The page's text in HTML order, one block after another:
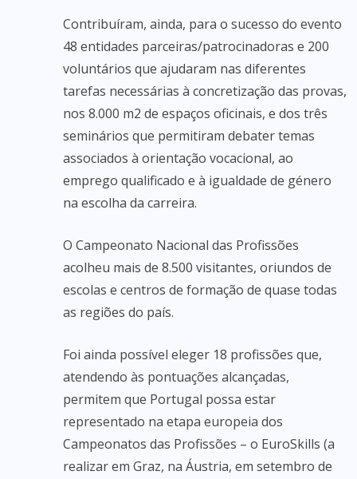
Contribuíram, ainda, para o sucesso do evento
48 entidades parceiras/patrocinadoras e 200
voluntários que ajudaram nas diferentes
tarefas necessárias à concretização das provas,
nos 8.000 m2 de espaços oficinais, e dos três
seminários que permitiram debater temas
associados à orientação vocacional, ao
emprego qualificado e à igualdade de género
na escolha da carreira.
O Campeonato Nacional das Profissões
acolheu mais de 8.500 visitantes, oriundos de
escolas e centros de formação de quase todas
as regiões do país.
Foi ainda possível eleger 18 profissões que,
atendendo às pontuações alcançadas,
permitem que Portugal possa estar
representado na etapa europeia dos
Campeonatos das Profissões – o EuroSkills (a
realizar em Graz, na Áustria, em setembro de